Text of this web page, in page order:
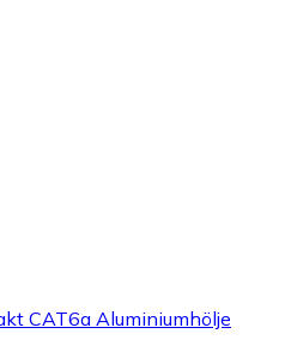
CAT6a Aluminiumhölje